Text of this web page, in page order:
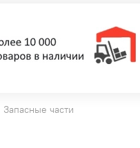
Запасные части